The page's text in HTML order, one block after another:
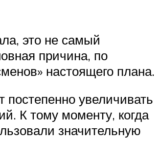
это не самый
причина, по
настоящего плана.
увеличивать
К тому моменту, когда
значительную